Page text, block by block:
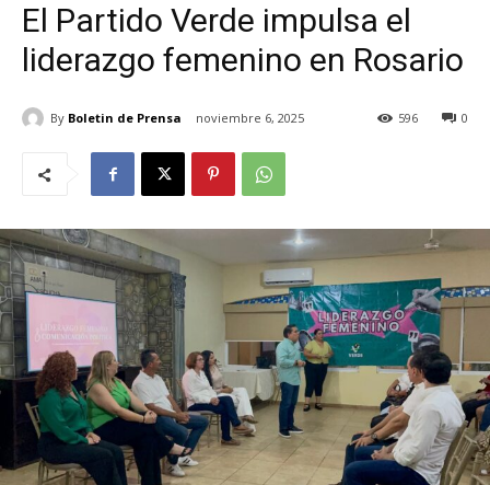
El Partido Verde impulsa el
liderazgo femenino en Rosario
By Boletin de Prensa noviembre 6, 2025 0
596